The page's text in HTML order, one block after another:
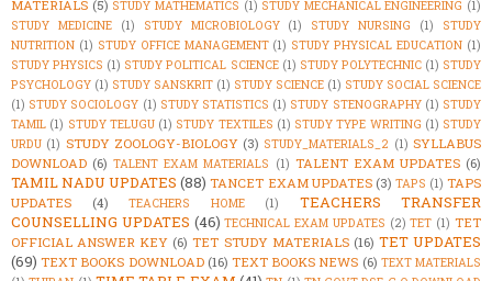
MATERIALS (5) STUDY MATHEMATICS (1) STUDY MECHANICAL ENGINEERING (1)
STUDY MEDICINE
(1) STUDY MICROBIOLOGY (1) STUDY NURSING (1)
STUDY
NUTRITION (1) STUDY OFFICE MANAGEMENT (1) STUDY PHYSICAL EDUCATION (1)
STUDY PHYSICS (1) STUDY POLITICAL SCIENCE (1) STUDY POLYTECHNIC (1) STUDY
PSYCHOLOGY (1) STUDY SANSKRIT (1) STUDY SCIENCE (1) STUDY SOCIAL SCIENCE
(1) STUDY SOCIOLOGY (1) STUDY STATISTICS (1) STUDY STENOGRAPHY (1) STUDY
TAMIL (1) STUDY TELUGU (1) STUDY TEXTILES (1) STUDY TYPE WRITING (1) STUDY
URDU (1) STUDY ZOOLOGY-BIOLOGY (3) STUDY_MATERIALS_2 (1) SYLLABUS
DOWNLOAD (6) TALENT EXAM MATERIALS (1) TALENT EXAM UPDATES (6)
TAMIL NADU UPDATES (88) TANCET EXAM UPDATES (3) TAPS (1) TAPS
UPDATES
(4) TEACHERS HOME (1)
TEACHERS TRANSFER
COUNSELLING UPDATES (46) TECHNICAL EXAM UPDATES (2) TET (1) TET
OFFICIAL ANSWER KEY (6) TET STUDY MATERIALS (16) TET UPDATES
(69) TEXT BOOKS DOWNLOAD (16) TEXT BOOKS NEWS (6) TEXT MATERIALS